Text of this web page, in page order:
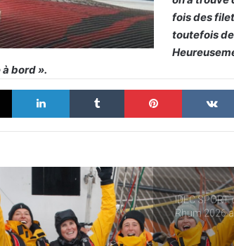
fois des
toutefois
bord ».
X Linkedin Tumblr Pinterest
THE
L’ONT FAIT
L’HISTOIRE
IDEC
Rhum 2026